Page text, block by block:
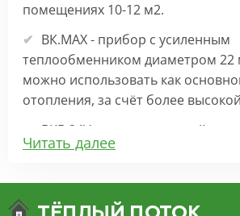
помещениях 10-12 м2.
ВК.МАХ - прибор с усиленным
теплообменником диаметром 22
можно использовать как
отопления, за счёт более
ВКВ 24V – внутрипольный
отопления с вентилятором на 24В
экономит электроэнергию и
Читать далее